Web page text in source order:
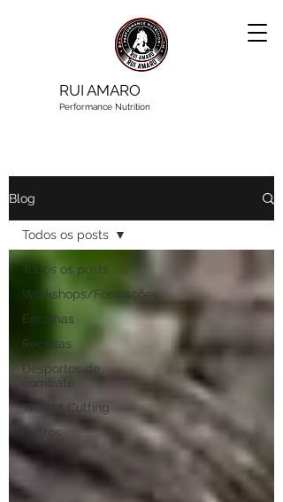
RUI AMARO
Performance Nutrition
Blog
Todos os posts
Workshops/Formações
Escolhas
Receitas
Desportos de
combate
Weight Cutting
Outros
Todos os posts